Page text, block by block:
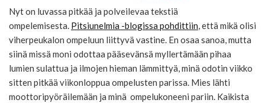
Nyt on luvassa pitkää ja polveilevaa tekstiä
ompelemisesta. Pitsiunelmia -blogissa pohdittiin, että mikä olisi
viherpeukalon ompeluun liittyvä vastine. En osaa sanoa, mutta
siinä missä moni odottaa pääsevänsä myllertämään pihaa
lumien sulattua ja ilmojen hieman lämmittyä, minä odotin viikko
sitten pitkää viikonloppua ompelusten parissa. Mies lähti
moottoripyöräilemään ja minä ompelukoneeni pariin. Kaikista